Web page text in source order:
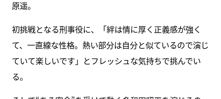
原遥。
初挑戦となる刑事役に、「絆は情に厚く正義感が強く
て、一直線な性格。熱い部分は自分と似ているので演じ
ていて楽しいです」とフレッシュな気持ちで挑んでい
る。